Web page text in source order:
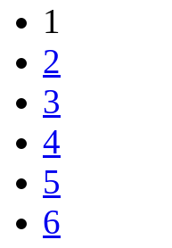
1
2
3
4
5
6